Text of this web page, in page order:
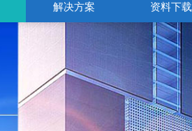
解决方案 资料下载